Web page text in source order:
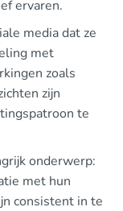
ervaren.
media dat ze
met
zoals
zijn
te
onderwerp:
met hun
consistent in te